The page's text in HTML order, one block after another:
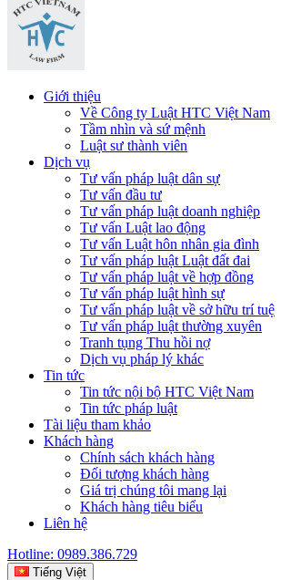
Giới thiệu
Về Công ty Luật HTC Việt Nam
Tầm nhìn và sứ mệnh
Luật sư thành viên
Dịch vụ
Tư vấn pháp luật dân sự
Tư vấn đầu tư
Tư vấn pháp luật doanh nghiệp
Tư vấn Luật lao động
Tư vấn Luật hôn nhân gia đình
Tư vấn pháp luật Luật đất đai
Tư vấn pháp luật về hợp đồng
Tư vấn pháp luật hình sự
Tư vấn pháp luật về sở hữu trí tuệ
Tư vấn pháp luật thường xuyên
Tranh tụng Thu hồi nợ
Dịch vụ pháp lý khác
Tin tức
Tin tức nội bộ HTC Việt Nam
Tin tức pháp luật
Tài liệu tham khảo
Khách hàng
Chính sách khách hàng
Đối tượng khách hàng
Giá trị chúng tôi mang lại
Khách hàng tiêu biểu
Liên hệ
Hotline: 0989.386.729
Tiếng Việt